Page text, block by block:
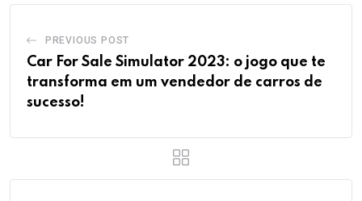
PREVIOUS POST
Car For Sale Simulator 2023: o jogo que te
transforma em um vendedor de carros de
sucesso!